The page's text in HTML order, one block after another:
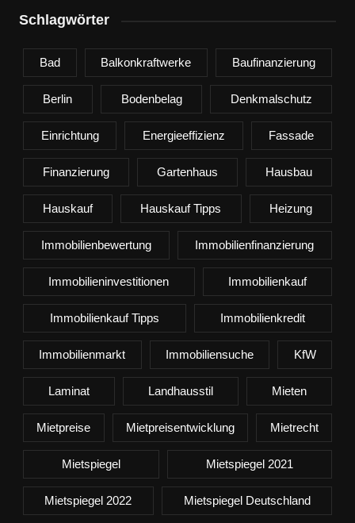
Schlagwörter
Bad Balkonkraftwerke Baufinanzierung
Berlin Bodenbelag Denkmalschutz
Einrichtung Energieeffizienz Fassade
Finanzierung Gartenhaus Hausbau
Hauskauf Hauskauf Tipps Heizung
Immobilienbewertung Immobilienfinanzierung
Immobilieninvestitionen Immobilienkauf
Immobilienkauf Tipps Immobilienkredit
Immobilienmarkt Immobiliensuche KfW
Laminat Landhausstil Mieten
Mietpreise Mietpreisentwicklung Mietrecht
Mietspiegel Mietspiegel 2021
Mietspiegel 2022 Mietspiegel Deutschland